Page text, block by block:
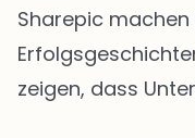
Sharepic
zeigen, dass